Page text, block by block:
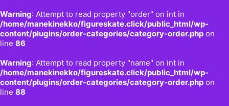
Warning: Attempt to read property "order" on int in
/home/manekinekko/figureskate.click/public_html/wp-
content/plugins/order-categories/category-order.php on
line 86
Warning: Attempt to read property "name" on int in
/home/manekinekko/figureskate.click/public_html/wp-
content/plugins/order-categories/category-order.php on
line 88